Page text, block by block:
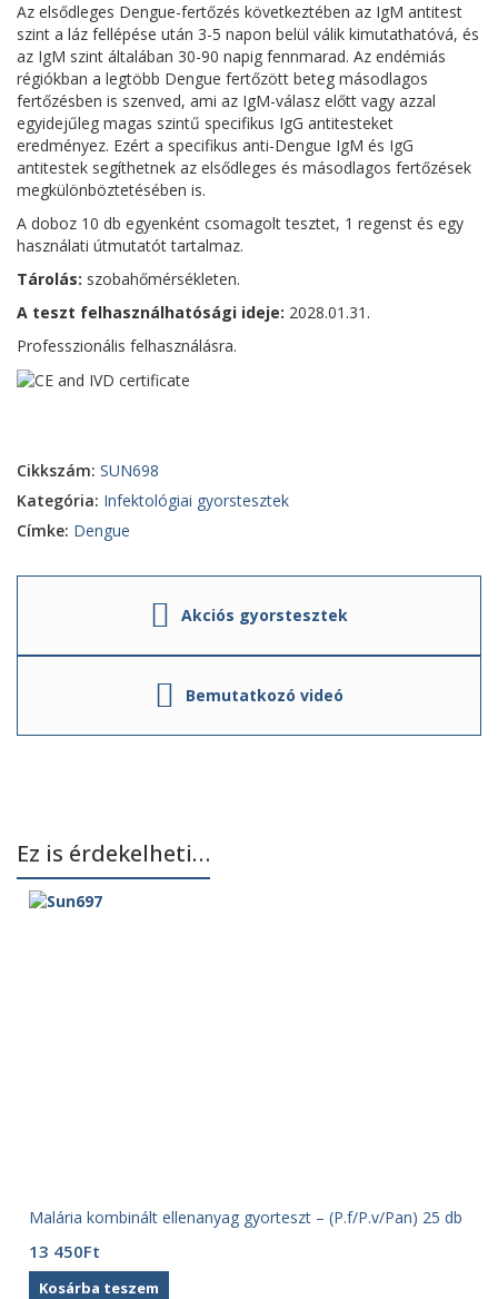
Az elsődleges Dengue-fertőzés következtében az IgM antitest
szint a láz fellépése után 3-5 napon belül válik kimutathatóvá, és
az IgM szint általában 30-90 napig fennmarad. Az endémiás
régiókban a legtöbb Dengue fertőzött beteg másodlagos
fertőzésben is szenved, ami az IgM-válasz előtt vagy azzal
egyidejűleg magas szintű specifikus IgG antitesteket
eredményez. Ezért a specifikus anti-Dengue IgM és IgG
antitestek segíthetnek az elsődleges és másodlagos fertőzések
megkülönböztetésében is.
A doboz 10 db egyenként csomagolt tesztet, 1 regenst és egy
használati útmutatót tartalmaz.
Tárolás: szobahőmérsékleten.
A teszt felhasználhatósági ideje: 2028.01.31.
Professzionális felhasználásra.
Cikkszám: SUN698
Kategória: Infektológiai gyorstesztek
Címke: Dengue
Akciós gyorstesztek
Bemutatkozó videó
Ez is érdekelheti…
Malária kombinált ellenanyag gyorteszt – (P.f/P.v/Pan) 25 db
13 450Ft
Kosárba teszem